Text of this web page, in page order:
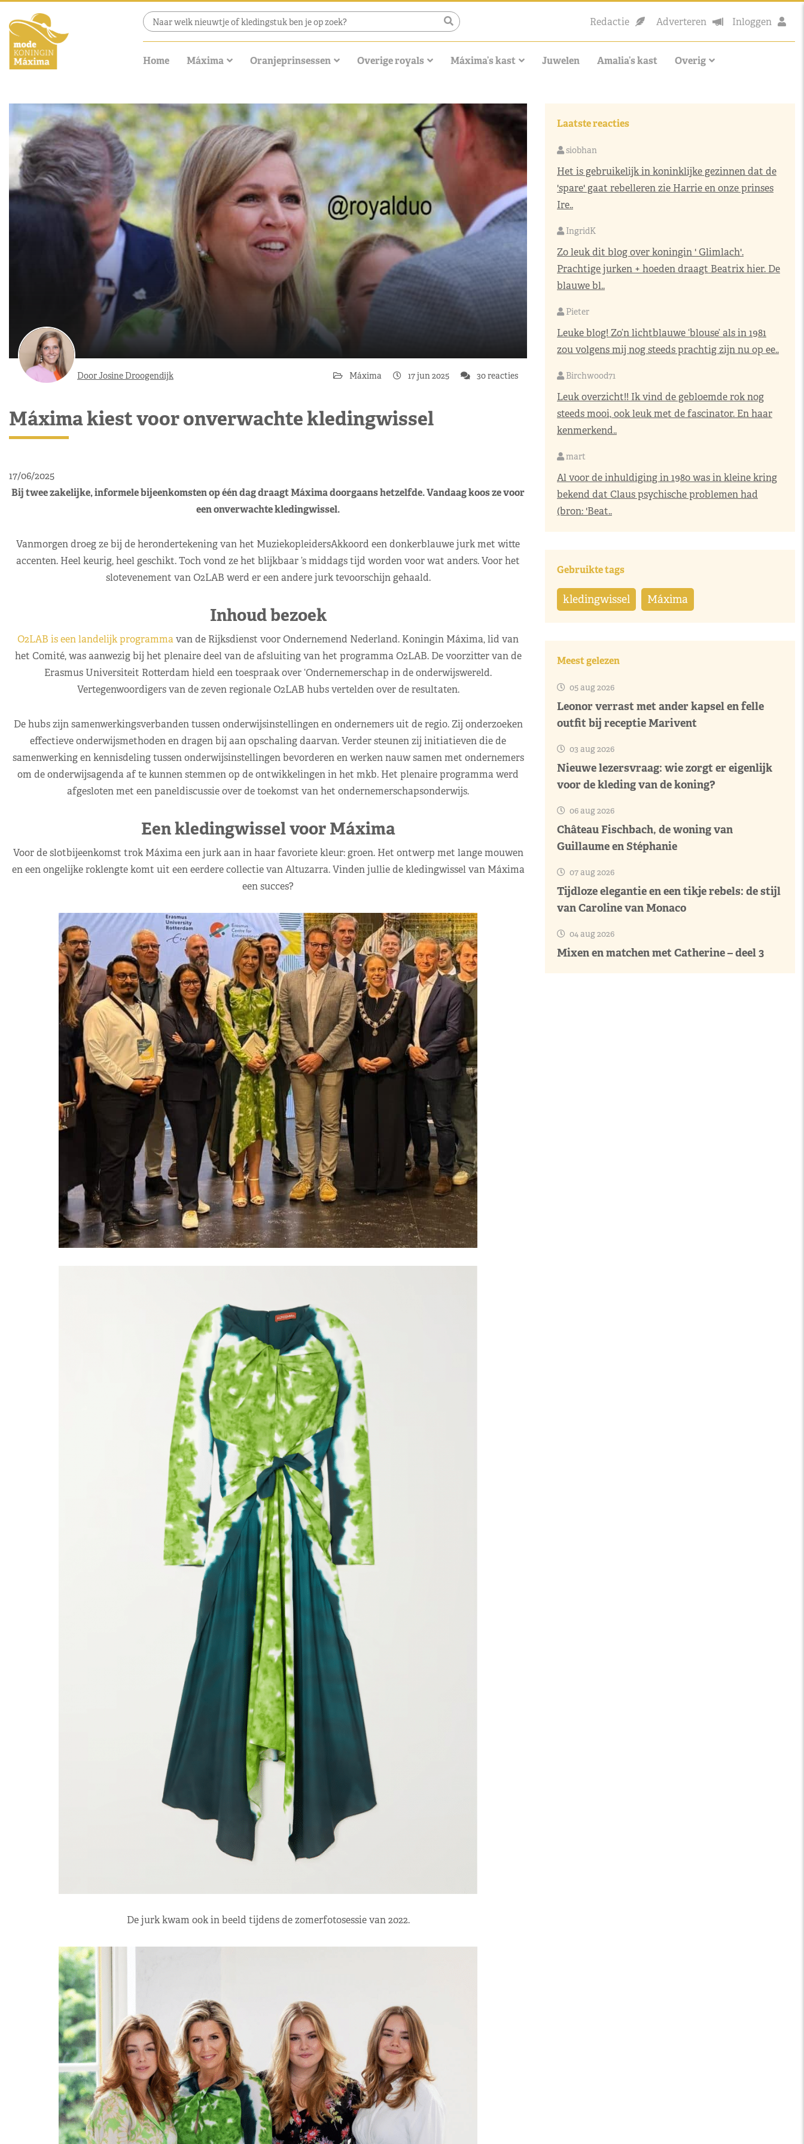
Redactie Adverteren Inloggen
Home Máxima Oranjeprinsessen Overige royals Máxima’s kast Juwelen Amalia’s kast Overig
Door Josine Droogendijk Máxima 17 jun 2025 30 reacties
Máxima kiest voor onverwachte kledingwissel
17/06/2025
Bij twee zakelijke, informele bijeenkomsten op één dag draagt Máxima doorgaans hetzelfde. Vandaag koos ze voor
een onverwachte kledingwissel.
Vanmorgen droeg ze bij de herondertekening van het MuziekopleidersAkkoord een donkerblauwe jurk met witte
accenten. Heel keurig, heel geschikt. Toch vond ze het blijkbaar ’s middags tijd worden voor wat anders. Voor het
slotevenement van O2LAB werd er een andere jurk tevoorschijn gehaald.
Inhoud bezoek
O2LAB is een landelijk programmavan de Rijksdienst voor Ondernemend Nederland. Koningin Máxima, lid van
het Comité, was aanwezig bij het plenaire deel van de afsluiting van het programma O2LAB. De voorzitter van de
Erasmus Universiteit Rotterdam hield een toespraak over ‘Ondernemerschap in de onderwijswereld.
Vertegenwoordigers van de zeven regionale O2LAB hubs vertelden over de resultaten.
De hubs zijn samenwerkingsverbanden tussen onderwijsinstellingen en ondernemers uit de regio. Zij onderzoeken
effectieve onderwijsmethoden en dragen bij aan opschaling daarvan. Verder steunen zij initiatieven die de
samenwerking en kennisdeling tussen onderwijsinstellingen bevorderen en werken nauw samen met ondernemers
om de onderwijsagenda af te kunnen stemmen op de ontwikkelingen in het mkb. Het plenaire programma werd
afgesloten met een paneldiscussie over de toekomst van het ondernemerschapsonderwijs.
Een kledingwissel voor Máxima
Voor de slotbijeenkomst trok Máxima een jurk aan in haar favoriete kleur: groen. Het ontwerp met lange mouwen
en een ongelijke roklengte komt uit een eerdere collectie van Altuzarra. Vinden jullie de kledingwissel van Máxima
een succes?
De jurk kwam ook in beeld tijdens de zomerfotosessie van 2022.
Laatste reacties
siobhan
Het is gebruikelijk in koninklijke gezinnen dat de
'spare' gaat rebelleren zie Harrie en onze prinses
Ire..
IngridK
Zo leuk dit blog over koningin ' Glimlach'.
Prachtige jurken + hoeden draagt Beatrix hier. De
blauwe bl..
Pieter
Leuke blog! Zo’n lichtblauwe ‘blouse’ als in 1981
zou volgens mij nog steeds prachtig zijn nu op ee..
Birchwood71
Leuk overzicht!! Ik vind de gebloemde rok nog
steeds mooi, ook leuk met de fascinator. En haar
kenmerkend..
mart
Al voor de inhuldiging in 1980 was in kleine kring
bekend dat Claus psychische problemen had
(bron: 'Beat..
Gebruikte tags
kledingwissel Máxima
Meest gelezen
05 aug 2026
Leonor verrast met ander kapsel en felle
outfit bij receptie Marivent
03 aug 2026
Nieuwe lezersvraag: wie zorgt er eigenlijk
voor de kleding van de koning?
06 aug 2026
Château Fischbach, de woning van
Guillaume en Stéphanie
07 aug 2026
Tijdloze elegantie en een tikje rebels: de stijl
van Caroline van Monaco
04 aug 2026
Mixen en matchen met Catherine – deel 3